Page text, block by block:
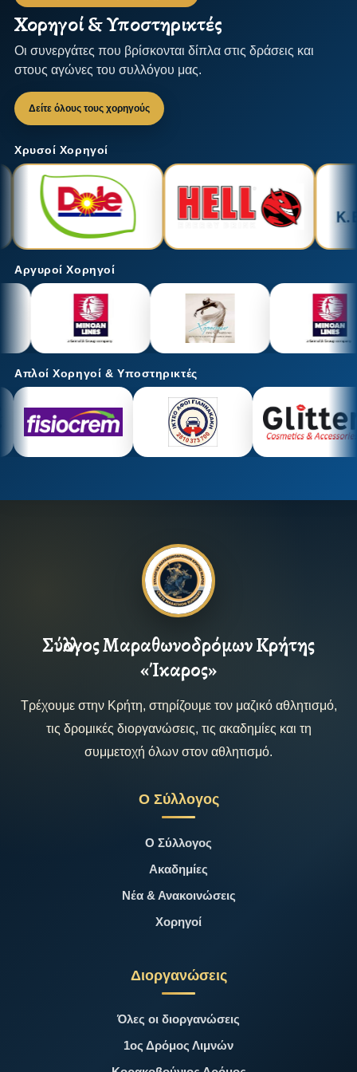
Χορηγοί & Υποστηρικτές
Οι συνεργάτες που βρίσκονται δίπλα στις δράσεις και
στους αγώνες του συλλόγου μας.
Δείτε όλους τους χορηγούς
Χρυσοί Χορηγοί
Αργυροί Χορηγοί
Απλοί Χορηγοί & Υποστηρικτές
Σύλλογος Μαραθωνοδρόμων Κρήτης
«Ίκαρος»
Τρέχουμε στην Κρήτη, στηρίζουμε τον μαζικό αθλητισμό,
τις δρομικές διοργανώσεις, τις ακαδημίες και τη
συμμετοχή όλων στον αθλητισμό.
Ο Σύλλογος
Ο Σύλλογος
Ακαδημίες
Νέα & Ανακοινώσεις
Χορηγοί
Διοργανώσεις
Όλες οι διοργανώσεις
1ος Δρόμος Λιμνών